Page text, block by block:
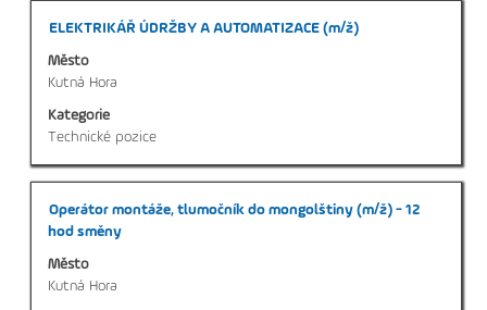
Titul
ELEKTRIKÁŘ ÚDRŽBY A AUTOMATIZACE (m/ž)
Město
Kutná Hora
Kategorie
Technické pozice
Vyberte
mezerníkem
zobrazení
informací
o
profesi.
Titul
Operátor montáže, tlumočník do mongolštiny (m/ž) - 12
hod směny
Město
Kutná Hora
Vyberte
mezerníkem
zobrazení
veškerých